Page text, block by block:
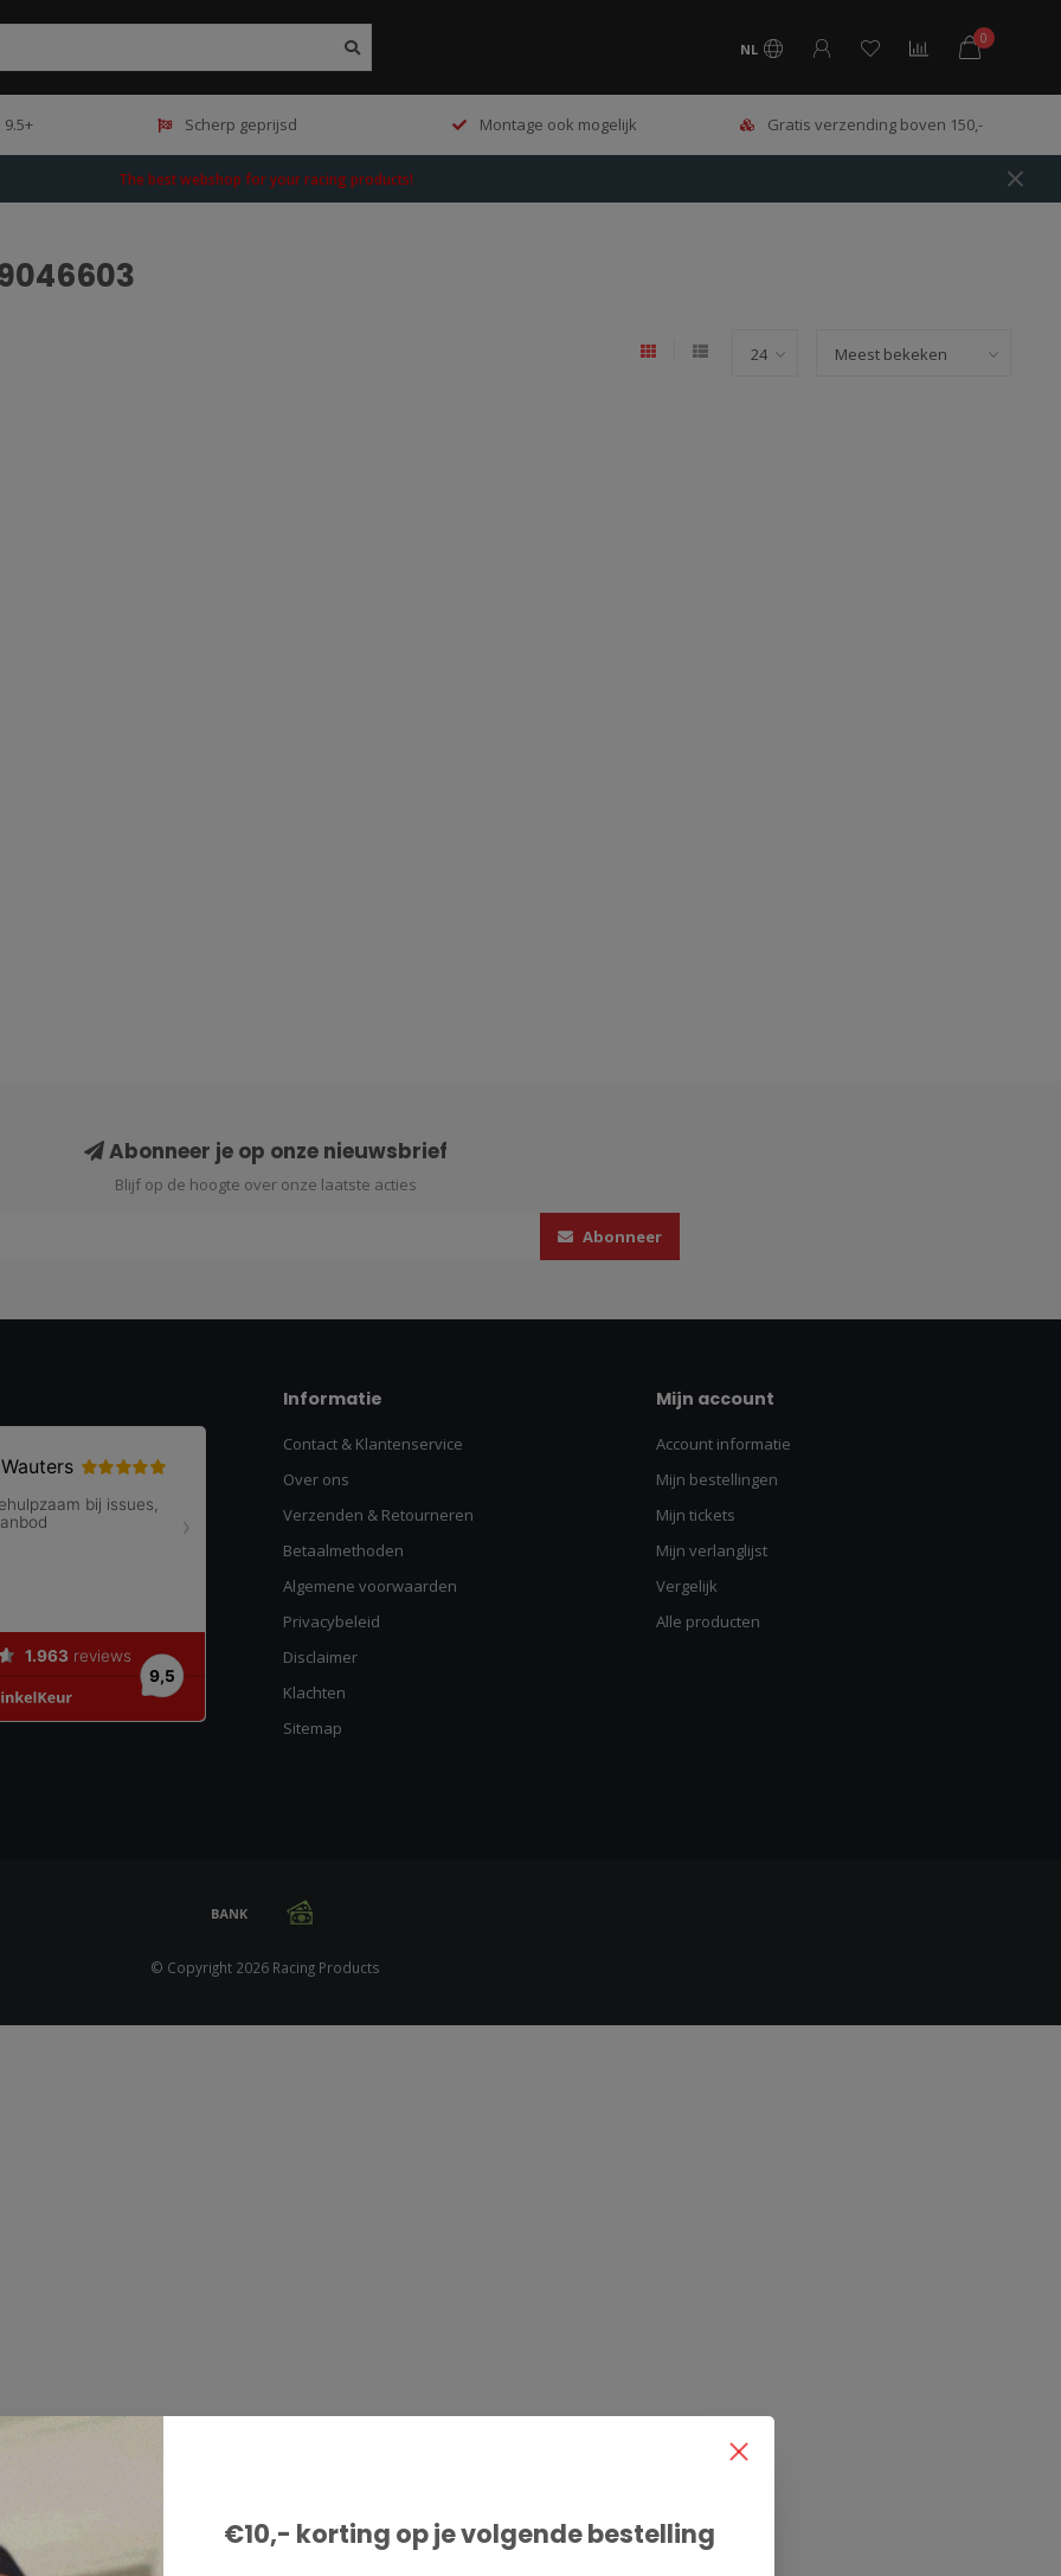
NL
0
Scherp geprijsd Montage ook mogelijk Gratis verzending boven 150,-
The best webshop for your racing products!
Abonneer je op onze nieuwsbrief
Blijf op de hoogte over onze laatste acties
Abonneer
Informatie
Contact & Klantenservice
Over ons
Verzenden & Retourneren
Betaalmethoden
Algemene voorwaarden
Privacybeleid
Disclaimer
Klachten
Sitemap
Mijn account
Account informatie
Mijn bestellingen
Mijn tickets
Mijn verlanglijst
Vergelijk
Alle producten
© Copyright 2026 Racing Products
€10,- korting op je volgende bestelling